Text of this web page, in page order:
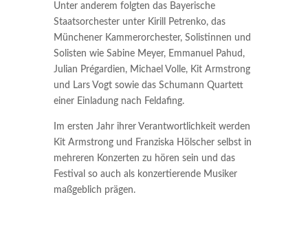
Unter anderem folgten das Bayerische
Staatsorchester unter Kirill Petrenko, das
Münchener Kammerorchester, Solistinnen und
Solisten wie Sabine Meyer, Emmanuel Pahud,
Julian Prégardien, Michael Volle, Kit Armstrong
und Lars Vogt sowie das Schumann Quartett
einer Einladung nach Feldafing.
Im ersten Jahr ihrer Verantwortlichkeit werden
Kit Armstrong und Franziska Hölscher selbst in
mehreren Konzerten zu hören sein und das
Festival so auch als konzertierende Musiker
maßgeblich prägen.